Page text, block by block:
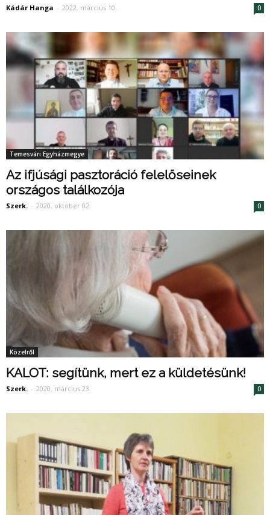
Kádár Hanga - 2022. március 10. 0
Temesvári Egyházmegye
Az ifjúsági pasztoráció felelőseinek
országos találkozója
Szerk. - 2020. október 02. 0
Közelről
KALOT: segítünk, mert ez a küldetésünk!
Szerk. - 2020. március 23. 0